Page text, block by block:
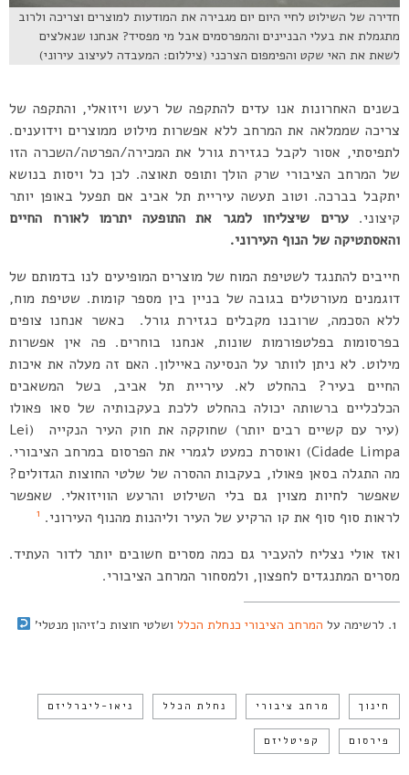
חדירה של השילוט לחיי היום יום מגבירה את המודעות למוצרים וצריכה ולרוב
מתגמלת את בעלי הבניינים והמפרסמים אבל מי מפסיד? אנחנו שנאלצים
לשאת את האי שקט והפימפום הצרכני (ציללום: המעבדה לעיצוב עירוני)
בשנים האחרונות אנו עדים להתקפה של רעש ויזואלי, והתקפה של
צריכה שממלאה את המרחב ללא אפשרות מילוט ממוצרים וידוענים.
לתפיסתי, אסור לקבל כגזירת גורל את המכירה/הפרטה/השכרה הזו
של המרחב הציבורי שרק הולך ותופס תאוצה. לכן כל ויסות בנושא
יתקבל בברכה. וטוב תעשה עיריית תל אביב אם תפעל באופן יותר
קיצוני.ערים שיצליחו למגר את התופעה יתרמו לאורח החיים
והאסתטיקה של הנוף העירוני.
חייבים להתנגד לשטיפת המוח של מוצרים המופיעים לנו בדמותם של
דוגמנים מעורטלים בגובה של בניין בין מספר קומות. שטיפת מוח,
ללא הסכמה, שרובנו מקבלים כגזירת גורל. כאשר אנחנו צופים
בפרסומות בפלטפורמות שונות, אנחנו בוחרים. פה אין אפשרות
מילוט. לא ניתן לוותר על הנסיעה באיילון. האם זה מעלה את איכות
החיים בעיר? בהחלט לא. עיריית תל אביב, בשל המשאבים
הכלכליים ברשותה יכולה בהחלט ללכת בעקבותיה של סאו פאולו
(עיר עם קשיים רבים יותר) שחוקקה את חוק העיר הנקייה (Lei
Cidade Limpa) ואוסרת כמעט לגמרי את הפרסום במרחב הציבורי.
מה התגלה בסאן פאולו, בעקבות ההסרה של שלטי החוצות הגדולים?
שאפשר לחיות מצוין גם בלי השילוט והרעש הוויזואלי. שאפשר
לראות סוף סוף את קו הרקיע של העיר וליהנות מהנוף העירוני. 1
ואז אולי נצליח להעביר גם כמה מסרים חשובים יותר לדור העתיד.
מסרים המתנגדים לחפצון, ולמסחור המרחב הציבורי.
לרשימה על המרחב הציבורי כנחלת הכלל ושלטי חוצות כ’זיהון מנטלי’
חינוך מרחב ציבורי נחלת הכלל ניאו-ליברליזם
פירסום קפיטליזם